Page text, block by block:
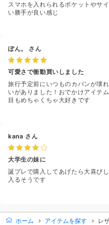
スマホを入れられるポケットやサ
い勝手が良い感じ
ぽん。 さん
可愛さで衝動買いしました
旅行予定前にいつものカバンが壊
いがありました！おでかけアイテ
目もめちゃくちゃ大好きです
kana さん
大学生の妹に
誕プレで購入してあげたら大喜び
入るそうです
ホーム アイテムを探す レ